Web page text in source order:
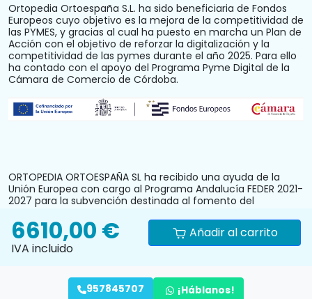
Ortopedia Ortoespaña S.L. ha sido beneficiaria de Fondos
Europeos cuyo objetivo es la mejora de la competitividad de
las PYMES, y gracias al cual ha puesto en marcha un Plan de
Acción con el objetivo de reforzar la digitalización y la
competitividad de las pymes durante el año 2025. Para ello
ha contado con el apoyo del Programa Pyme Digital de la
Cámara de Comercio de Córdoba.
ORTOPEDIA ORTOESPAÑA SL ha recibido una ayuda de la
Unión Europea con cargo al Programa Andalucía FEDER 2021-
2027 para la subvención destinada al fomento del
personas trabajadoras autónomas y pymes comerciales y
artesanas, mediante la mejora del equipamiento
productivo, instalaciones u otros activos fijos (reforma y
6610,00 €
IVA incluido
Añadir al carrito
957845707 ¡Háblanos!